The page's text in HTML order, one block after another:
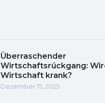
Überraschender
Wirtschaftsrückgang:
Wirtschaft krank?
Dezember 15, 2025